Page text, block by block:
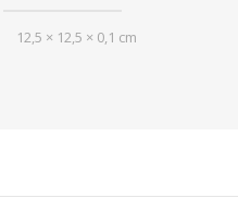
12,5 × 12,5 × 0,1 cm